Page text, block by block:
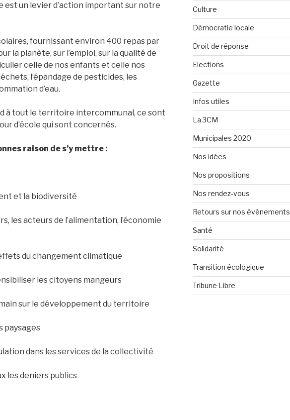
est un levier d’action important sur notre
fournissant environ 400 repas par
la planète, sur l’emploi, sur la qualité de
celle de nos enfants et celle nos
l’épandage de pesticides, les
d’eau.
à tout le territoire intercommunal, ce sont
d’école qui sont concernés.
raison de s’y mettre :
et la biodiversité
les acteurs de l’alimentation, l’économie
du changement climatique
les citoyens mangeurs
sur le développement du territoire
paysages
dans les services de la collectivité
les deniers publics
Culture
Démocratie locale
Droit de réponse
Elections
Gazette
Infos utiles
La 3CM
Municipales 2020
Nos idées
Nos propositions
Nos rendez-vous
Retours sur nos évènements
Santé
Solidarité
Transition écologique
Tribune Libre